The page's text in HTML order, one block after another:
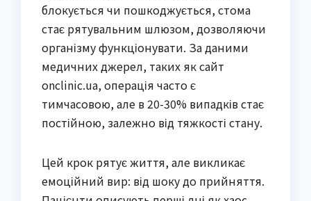
блокується чи пошкоджується, стома
стає рятувальним шлюзом, дозволяючи
організму функціонувати. За даними
медичних джерел, таких як сайт
onclinic.ua, операція часто є
тимчасовою, але в 20-30% випадків стає
постійною, залежно від тяжкості стану.
Цей крок рятує життя, але викликає
емоційний вир: від шоку до прийняття.